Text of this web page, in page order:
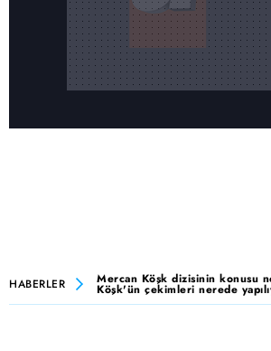
HABERLER Mercan Köşk dizisinin konusu
Köşk'ün çekimleri nerede